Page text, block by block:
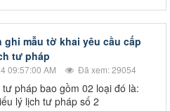
ghi mẫu tờ khai yêu cầu cấp
tư pháp
09:57:00 AM Đã xem: 29054
tư pháp bao gồm 02 loại đó là:
lý lịch tư pháp số 2